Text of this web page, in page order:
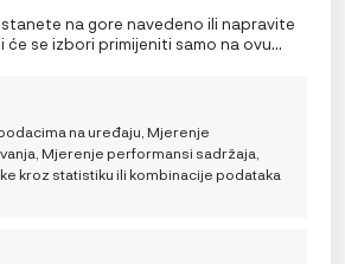
partnerima obradu osobnih
ponašanje pri pregledavanju ili
ovoj stranici i prikazujemo
utjecati na određene značajke i
na gore navedeno ili napravite
će se izbori primijeniti samo na ovu
kolačića ili klikom na gumb za
na dnu ekrana.na uređaju, Mjerenje
Mjerenje performansi sadržaja,
kroz statistiku ili kombinacije podataka
Tanjur Geo sivo plavi
DODAJ U KOŠARICU